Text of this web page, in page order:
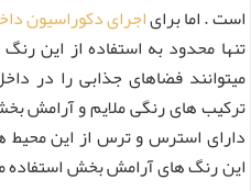
است . اما برایاجرای دکوراسیون
تنها محدود به استفاده از این
میتوانند فضاهای جذابی را در
ترکیب های رنگی ملایم و آرامش
دارای استرس و ترس از این محیط
این رنگ های آرامش بخش استفاده